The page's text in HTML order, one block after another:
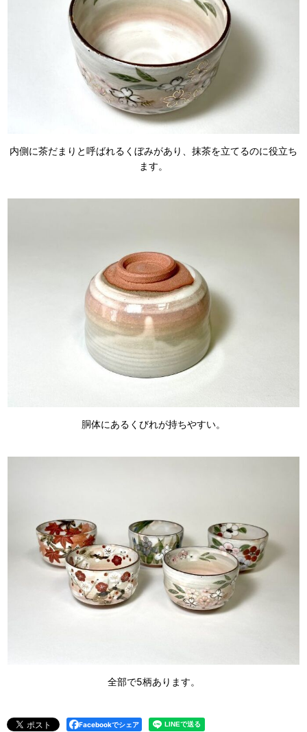
内側に茶だまりと呼ばれるくぼみがあり、抹茶を立てるのに役立ち
ます。
胴体にあるくびれが持ちやすい。
全部で5柄あります。
Facebookでシェア